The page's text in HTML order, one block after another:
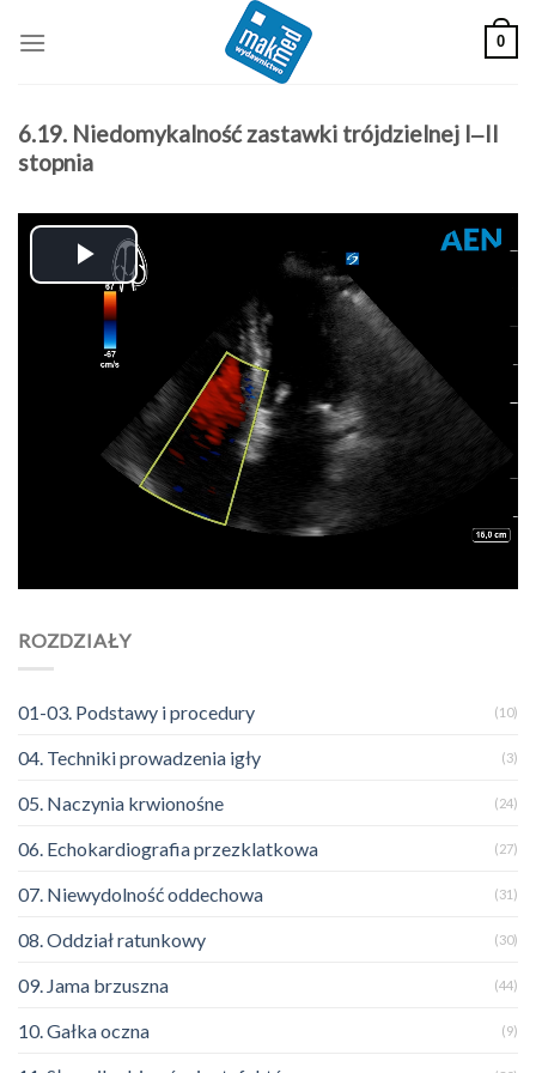
0
6.19. Niedomykalność zastawki trójdzielnej I‒II
stopnia
Play
Video
ROZDZIAŁY
01-03. Podstawy i procedury (10)
04. Techniki prowadzenia igły (3)
05. Naczynia krwionośne (24)
06. Echokardiografia przezklatkowa (27)
07. Niewydolność oddechowa (31)
08. Oddział ratunkowy (30)
09. Jama brzuszna (44)
10. Gałka oczna (9)